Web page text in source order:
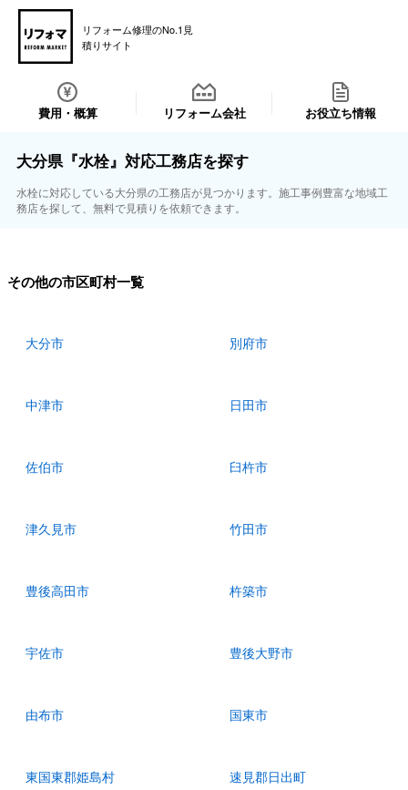
リフォーム修理のNo.1見
積りサイト
費用・概算 リフォーム会社 お役立ち情報
大分県『水栓』対応工務店を探す
水栓に対応している大分県の工務店が見つかります。施工事例豊富な地域工
務店を探して、無料で見積りを依頼できます。
その他の市区町村一覧
大分市 別府市
中津市 日田市
佐伯市 臼杵市
津久見市 竹田市
豊後高田市 杵築市
宇佐市 豊後大野市
由布市 国東市
東国東郡姫島村 速見郡日出町